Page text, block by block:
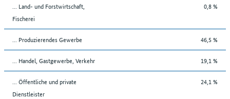
... Land- und Forstwirtschaft,
Fischerei
0,8 %
... Produzierendes Gewerbe 46,5 %
... Handel, Gastgewerbe, Verkehr 19,1 %
... Öffentliche und private
Dienstleister
24,1 %